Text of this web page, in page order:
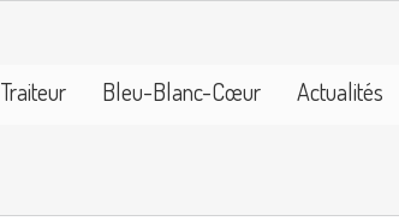
Traiteur Bleu-Blanc-Cœur Actualités